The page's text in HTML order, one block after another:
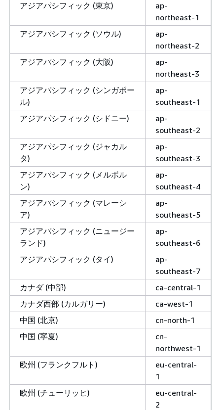
アジアパシフィック (東京)
ap-
northeast-1
アジアパシフィック (ソウル)
ap-
northeast-2
アジアパシフィック (大阪)
ap-
northeast-3
アジアパシフィック (シンガポー
ル)
ap-
southeast-1
アジアパシフィック (シドニー)
ap-
southeast-2
アジアパシフィック (ジャカル
タ)
ap-
southeast-3
アジアパシフィック (メルボル
ン)
ap-
southeast-4
アジアパシフィック (マレーシ
ア)
ap-
southeast-5
アジアパシフィック (ニュージー
ランド)
ap-
southeast-6
アジアパシフィック (タイ)
ap-
southeast-7
カナダ (中部)
ca-central-1
カナダ西部 (カルガリー)
ca-west-1
中国 (北京)
cn-north-1
中国 (寧夏)
cn-
northwest-1
欧州 (フランクフルト)
eu-central-
1
欧州 (チューリッヒ)
eu-central-
2